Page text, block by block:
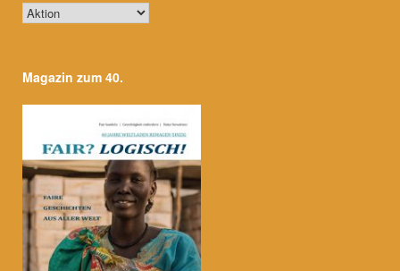
Unsere
Themen
Magazin zum 40.